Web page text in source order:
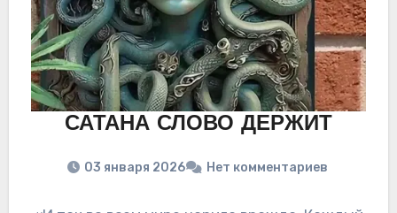
САТАНА СЛОВО ДЕРЖИТ
03 января 2026 Нет комментариев